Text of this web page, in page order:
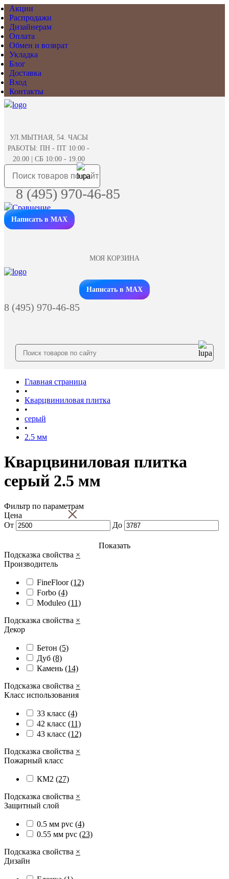
Акции
Распродажи
Дизайнерам
Оплата
Обмен и возврат
Укладка
Блог
Доставка
Вход
Контакты
УЛ.МЫТНАЯ, 54. ЧАСЫ
РАБОТЫ: ПН - ПТ 10:00 -
20.00 | СБ 10:00 - 19.00
8 (495) 970-46-85
Написать в MAX
МОЯ КОРЗИНА
Заказать звонок
Написать в MAX
8 (495) 970-46-85
Главная страница
•
Кварцвиниловая плитка
•
серый
•
2.5 мм
Кварцвиниловая плитка
серый 2.5 мм
Фильтр по параметрам
×
Цена
От
До
Показать
Подсказка свойства ×
Производитель
FineFloor(12)
Forbo (4)
Moduleo (11)
Подсказка свойства ×
Декор
Бетон (5)
Дуб (8)
Камень (14)
Подсказка свойства ×
Класс использования
33 класс (4)
42 класс (11)
43 класс (12)
Подсказка свойства ×
Пожарный класс
КМ2 (27)
Подсказка свойства ×
Защитный слой
0.5 мм pvc (4)
0.55 мм pvc (23)
Подсказка свойства ×
Дизайн